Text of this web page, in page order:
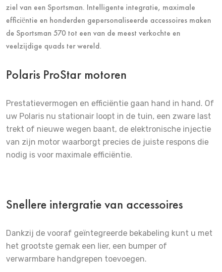
ziel van een Sportsman. Intelligente integratie, maximale
efficiëntie en honderden gepersonaliseerde accessoires maken
de Sportsman 570 tot een van de meest verkochte en
veelzijdige quads ter wereld.
Polaris ProStar motoren
Prestatievermogen en efficiëntie gaan hand in hand. Of
uw Polaris nu stationair loopt in de tuin, een zware last
trekt of nieuwe wegen baant, de elektronische injectie
van zijn motor waarborgt precies de juiste respons die
nodig is voor maximale efficiëntie.
Snellere intergratie van accessoires
Dankzij de vooraf geïntegreerde bekabeling kunt u met
het grootste gemak een lier, een bumper of
verwarmbare handgrepen toevoegen.